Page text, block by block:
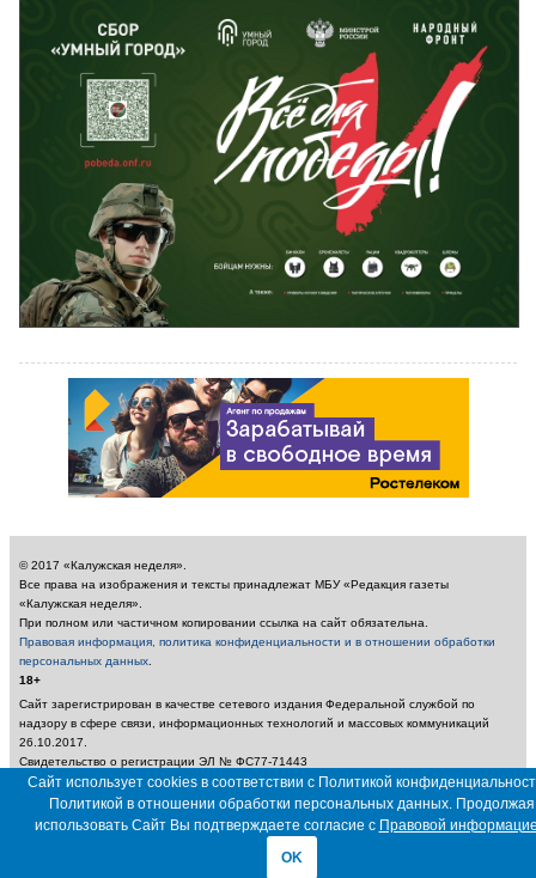
© 2017 «Калужская неделя».
Все права на изображения и тексты принадлежат МБУ «Редакция газеты
«Калужская неделя».
При полном или частичном копировании ссылка на сайт обязательна.
Правовая информация, политика конфиденциальности и в отношении обработки
персональных данных
18+
Сайт зарегистрирован в качестве сетевого издания Федеральной службой по
надзору в сфере связи, информационных технологий и массовых коммуникаций
26.10.2017.
Свидетельство о регистрации ЭЛ № ФС77-71443
Учредитель: Муниципальное бюджетное учреждение «Редакция газеты «Калужская
неделя»
Главный редактор: Амбарцумян А. Ю. / Электронный адрес редакции:
nedelya_kaluga@adm.kaluga.ru / Телефон редакции: 400-424
Сайт использует cookies в соответствии с Политикой
Политикой в отношении обработки персональных данных. Продолжая
использовать Сайт Вы подтверждаете согласие с Правовой
OK